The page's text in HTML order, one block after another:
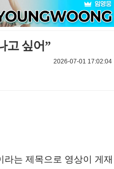
고 싶어”
2026-07-01 17:02:04
는 제목으로 영상이 게재